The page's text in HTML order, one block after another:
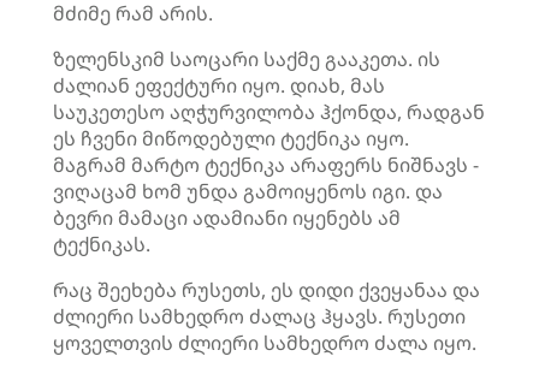
მძიმე რამ არის.
ზელენსკიმ საოცარი საქმე გააკეთა. ის
ძალიან ეფექტური იყო. დიახ, მას
საუკეთესო აღჭურვილობა ჰქონდა, რადგან
ეს ჩვენი მიწოდებული ტექნიკა იყო.
მაგრამ მარტო ტექნიკა არაფერს ნიშნავს -
ვიღაცამ ხომ უნდა გამოიყენოს იგი. და
ბევრი მამაცი ადამიანი იყენებს ამ
ტექნიკას.
რაც შეეხება რუსეთს, ეს დიდი ქვეყანაა და
ძლიერი სამხედრო ძალაც ჰყავს. რუსეთი
ყოველთვის ძლიერი სამხედრო ძალა იყო.